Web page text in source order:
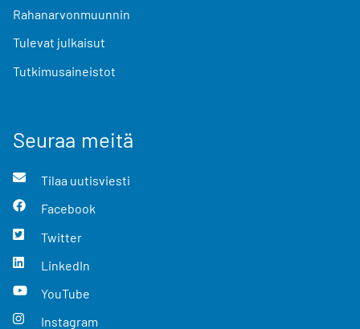
Rahanarvonmuunnin
Tulevat julkaisut
Tutkimusaineistot
Seuraa meitä
Tilaa uutisviesti
Facebook
Twitter
LinkedIn
YouTube
Instagram